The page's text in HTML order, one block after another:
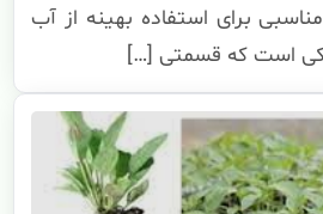
مناسبی برای استفاده بهینه از آب
است که قسمتی […]